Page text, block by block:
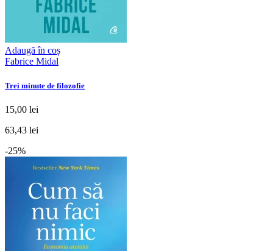
Adaugă în coș
Fabrice Midal
Trei minute de filozofie
15,00 lei
63,43 lei
-25%